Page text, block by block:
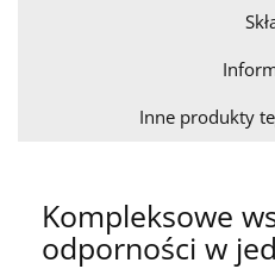
Inne produkty
Kompleksowe
odporności w